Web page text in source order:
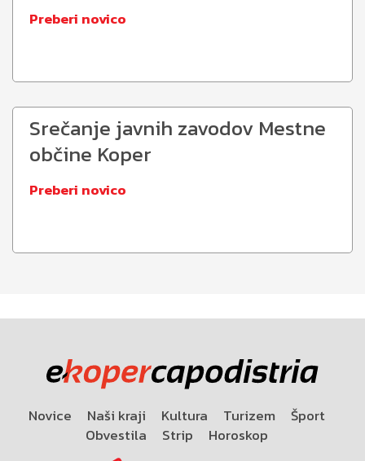
Preberi novico
Srečanje javnih zavodov Mestne
občine Koper
Preberi novico
Novice Naši kraji Kultura Turizem
Šport
Obvestila
Strip Horoskop